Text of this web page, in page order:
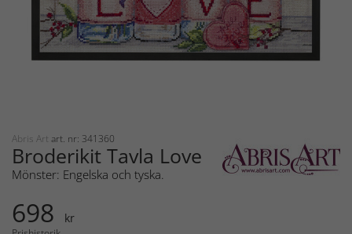
Abris Art art. nr: 341360
Broderikit Tavla Love
Mönster: Engelska och tyska.
698 kr